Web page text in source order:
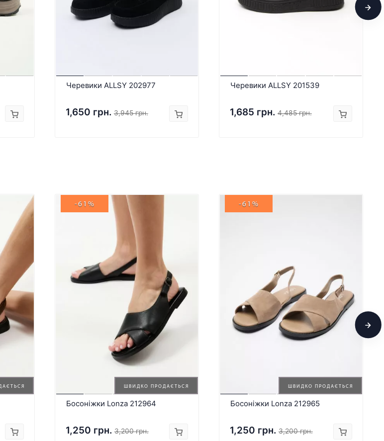
Черевики ALLSY 202977
1,650 грн. 3,945 грн.
Черевики ALLSY 201539
1,685 грн. 4,485 грн.
ШВИДКО ПРОДАЄТЬСЯ
-61%
Босоніжки Lonza 212964
1,250 грн. 3,200 грн.
ШВИДКО ПРОДАЄТЬСЯ
-61%
Босоніжки Lonza 212965
1,250 грн. 3,200 грн.